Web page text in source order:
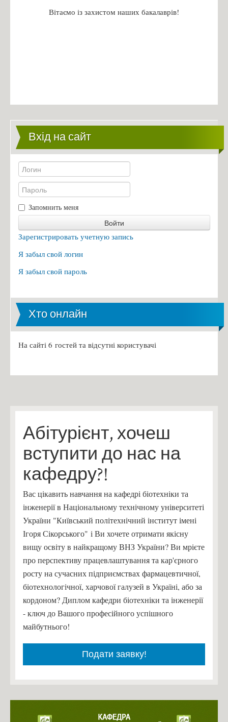
Вітаємо із захистом наших бакалаврів!
Вхід на сайт
Запомнить меня
Войти
Зарегистрировать учетную запись
Я забыл свой логин
Я забыл свой пароль
Хто онлайн
На сайті 6 гостей та відсутні користувачі
Абітурієнт, хочеш
вступити до нас на
кафедру?!
Вас цікавить навчання на кафедрі біотехніки та
інженерії в Національному технічному університеті
України "Київський політехнічний інститут імені
Ігоря Сікорського" і Ви хочете отримати якісну
вищу освіту в найкращому ВНЗ України? Ви мрієте
про перспективу працевлаштування та кар'єрного
росту на сучасних підприємствах фармацевтичної,
біотехнологічної, харчової галузей в Україні, або за
кордоном? Диплом кафедри біотехніки та інженерії
- ключ до Вашого професійного успішного
майбутнього!
Подати заявку!